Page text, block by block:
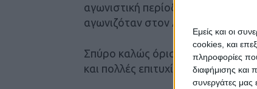
Εμείς και οι
cookies, και
πληροφορίες
διαφήμισης και
συνεργάτες μας
αγωνιστική περίοδο 2023-24
αγωνιζόταν στον Αστέρα Πετριτή.
Σπύρο καλώς όρισες στη μεγάλη
και πολλές επιτυχίες με την ομάδα